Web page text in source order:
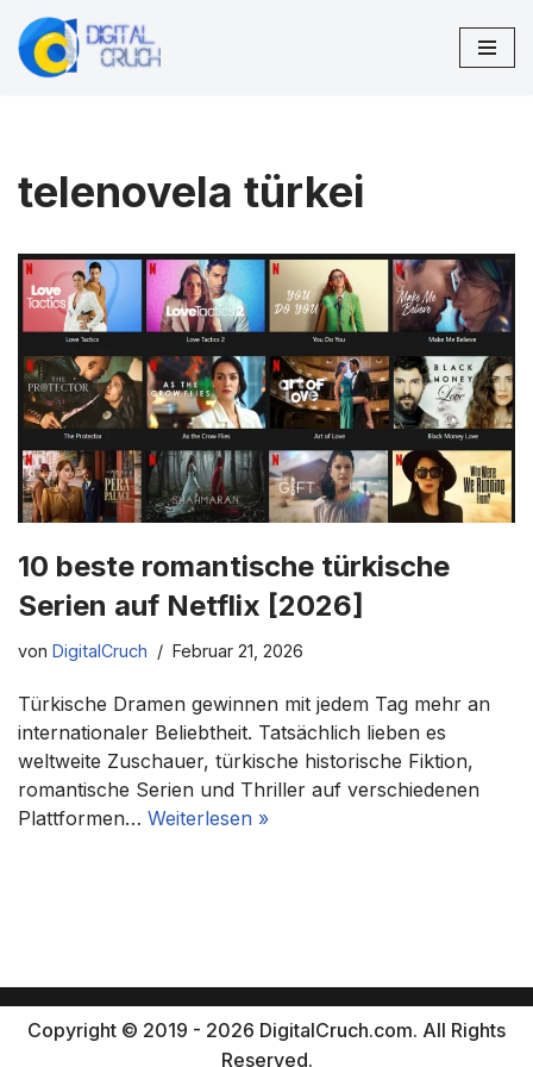
Zum
telenovela türkei
10 beste romantische türkische
Serien auf Netflix [2026]
von DigitalCruch Februar 21, 2026
Türkische Dramen gewinnen mit jedem Tag mehr an
internationaler Beliebtheit. Tatsächlich lieben es
weltweite Zuschauer, türkische historische Fiktion,
romantische Serien und Thriller auf verschiedenen
Plattformen… Weiterlesen »
Copyright © 2019 - 2026 DigitalCruch.com. All Rights
Reserved.